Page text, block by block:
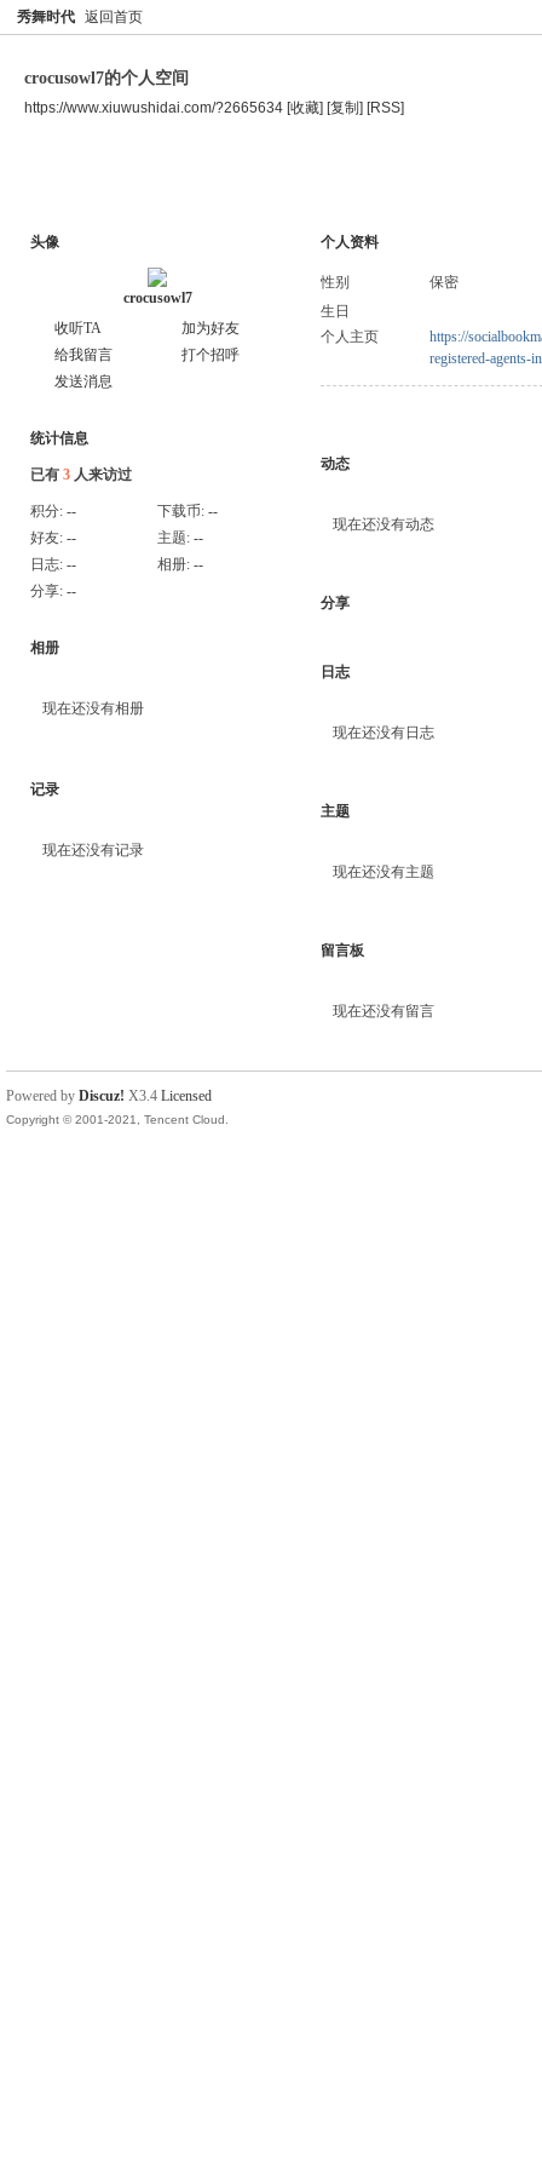
秀舞时代 返回首页
crocusowl7的个人空间
https://www.xiuwushidai.com/?2665634 [收藏] [复制] [RSS]
头像
crocusowl7
收听TA
加为好友
给我留言
打个招呼
发送消息
统计信息
已有 3 人来访过
积分: -- 下载币: --
好友: -- 主题: --
日志: -- 相册: --
分享: --
相册
现在还没有相册
记录
现在还没有记录
个人资料
性别
保密
生日
个人主页
https://
registered-agents-
动态
现在还没有动态
分享
日志
现在还没有日志
主题
现在还没有主题
留言板
现在还没有留言
Powered by Discuz! X3.4 Licensed
Copyright © 2001-2021, Tencent Cloud.